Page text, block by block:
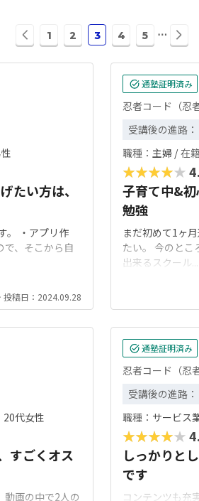
前
の
ペ
1 2 3 4 5 ⋯
次
の
ペ
ー
ジ
へ
たい方は、
。 ・アプリ作
で、そこから自
投稿日：2024.09.28
通塾証明済み
忍者コード（忍
受講後の進路：
職種： 主婦 / 在
★★★★★
子育て中&
勉強
まだ初めて1ヶ
たい。 今のとこ
出来るスクール...
20代女性
すごくオス
動画の中で2人の
通塾証明済み
忍者コード（忍
受講後の進路：
職種： サービス
★★★★★
しっかりと
です
コンテンツも充